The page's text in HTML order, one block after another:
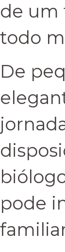
de um
todo
De
pode